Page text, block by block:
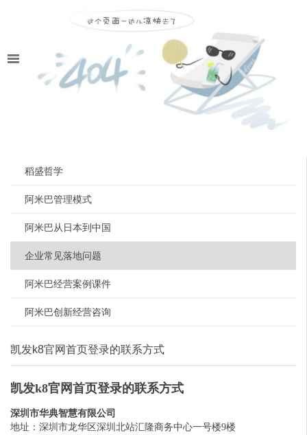
稻盛哲学
阿米巴管理模式
阿米巴从日本到中国
企业常见落地问题
阿米巴经营案例课件
阿米巴创新经营咨询
凯发k8官网首页登录的联系方式
凯发k8官网首页登录的联系方式
深圳市华典智慧有限公司
地址：深圳市龙华区深圳北站汇隆商务中心一号楼9楼